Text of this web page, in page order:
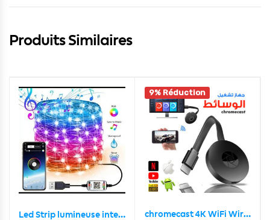
Produits Similaires
Led Strip lumineuse intelligente 5M USB Bluetooth pour décoration
9% Réduction
chromecast 4K WiFi Wireless Display Dongle TV Stick TV Stick Media Video Streamer HD